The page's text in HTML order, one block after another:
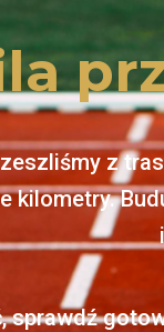
z
kilometry.
sprawdź